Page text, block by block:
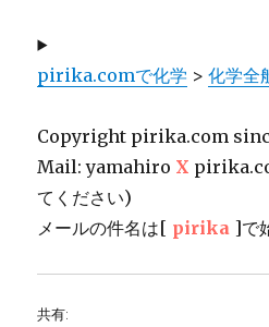
pirika.comで化学 >化学全
Copyright pirika.com
Mail: yamahiro X
てください)
メールの件名は[ pirika ]で
共有: